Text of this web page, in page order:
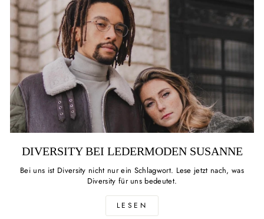
DIVERSITY BEI LEDERMODEN SUSANNE
Bei uns ist Diversity nicht nur ein Schlagwort. Lese jetzt nach, was
Diversity für uns bedeutet.
LESEN